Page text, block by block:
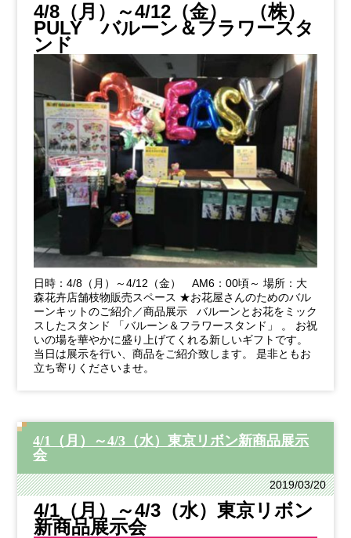
4/8（月）～4/12（金） （株）
PULY バルーン＆フラワースタ
ンド
日時：4/8（月）～4/12（金） AM6：00頃～ 場所：大
森花卉店舗枝物販売スペース ★お花屋さんのためのバル
ーンキットのご紹介／商品展示 バルーンとお花をミック
スしたスタンド 「バルーン＆フラワースタンド」 。 お祝
いの場を華やかに盛り上げてくれる新しいギフトです。
当日は展示を行い、商品をご紹介致します。 是非ともお
立ち寄りくださいませ。
4/1（月）～4/3（水）東京リボン新商品展示
会
2019/03/20
4/1（月）～4/3（水）東京リボン
新商品展示会